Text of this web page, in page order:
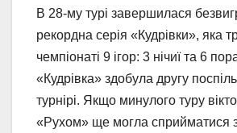
В 28-му турі завершилася
рекордна серія «Кудрівки», яка
чемпіонаті 9 ігор: 3 нічиї та 6
«Кудрівка» здобула другу
турнірі. Якщо минулого туру
«Рухом» ще могла сприйматися